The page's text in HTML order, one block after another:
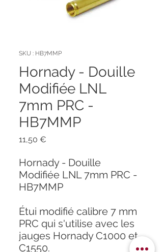
SKU : HB7MMP
Hornady - Douille
Modifiée LNL
7mm PRC -
HB7MMP
11,50 €
Hornady - Douille
Modifiée LNL 7mm PRC -
HB7MMP
Étui modifié calibre 7 mm
PRC qui s'utilise avec les
jauges Hornady C1000 et
C1550.